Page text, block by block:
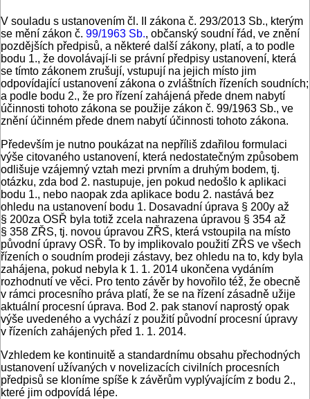
V souladu s ustanovením čl. II zákona č. 293/2013 Sb., kterým
se mění zákon č. 99/1963 Sb., občanský soudní řád, ve znění
pozdějších předpisů, a některé další zákony, platí, a to podle
bodu 1., že dovolávají-li se právní předpisy ustanovení, která
se tímto zákonem zrušují, vstupují na jejich místo jim
odpovídající ustanovení zákona o zvláštních řízeních soudních;
a podle bodu 2., že pro řízení zahájená přede dnem nabytí
účinnosti tohoto zákona se použije zákon č. 99/1963 Sb., ve
znění účinném přede dnem nabytí účinnosti tohoto zákona.
Především je nutno poukázat na nepříliš zdařilou formulaci
výše citovaného ustanovení, která nedostatečným způsobem
odlišuje vzájemný vztah mezi prvním a druhým bodem, tj.
otázku, zda bod 2. nastupuje, jen pokud nedošlo k aplikaci
bodu 1., nebo naopak zda aplikace bodu 2. nastává bez
ohledu na ustanovení bodu 1. Dosavadní úprava § 200y až
§ 200za OSŘ byla totiž zcela nahrazena úpravou § 354 až
§ 358 ZŘS, tj. novou úpravou ZŘS, která vstoupila na místo
původní úpravy OSŘ. To by implikovalo použití ZŘS ve všech
řízeních o soudním prodeji zástavy, bez ohledu na to, kdy byla
zahájena, pokud nebyla k 1. 1. 2014 ukončena vydáním
rozhodnutí ve věci. Pro tento závěr by hovořilo též, že obecně
v rámci procesního práva platí, že se na řízení zásadně užije
aktuální procesní úprava. Bod 2. pak stanoví naprostý opak
výše uvedeného a vychází z použití původní procesní úpravy
v řízeních zahájených před 1. 1. 2014.
Vzhledem ke kontinuitě a standardnímu obsahu přechodných
ustanovení užívaných v novelizacích civilních procesních
předpisů se kloníme spíše k závěrům vyplývajícím z bodu 2.,
které jim odpovídá lépe.